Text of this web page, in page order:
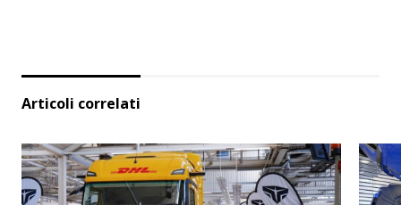
Articoli correlati